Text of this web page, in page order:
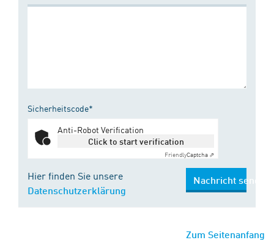
Sicherheitscode*
Anti-Robot Verification
Click to start verification
FriendlyCaptcha ⇗
Hier finden Sie unsere
Datenschutzerklärung
Nachricht senden
Zum Seitenanfang